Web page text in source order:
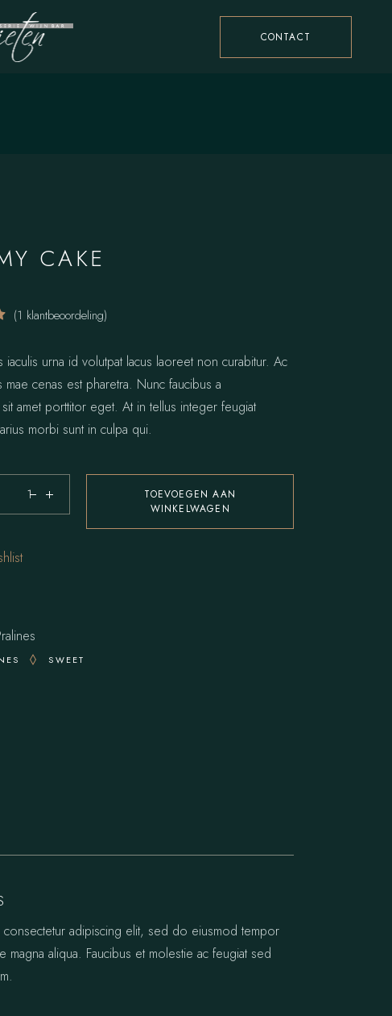
CONTACT
CAKE
(1 klantbeoordeling)
urna id volutpat lacus laoreet non curabitur. Ac
mae cenas est pharetra. Nunc faucibus a
amet porttitor eget. At in tellus integer feugiat
morbi sunt in culpa qui.
TOEVOEGEN AAN
WINKELWAGEN
SWEET
adipiscing elit, sed do eiusmod tempor
aliqua. Faucibus et molestie ac feugiat sed